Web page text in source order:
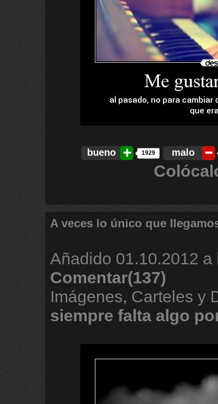
bueno 1929 malo
A veces lo único que
Añadido 01.10.2012 a
Comentar(137)
Imágenes, Carteles y
siempre falta algo